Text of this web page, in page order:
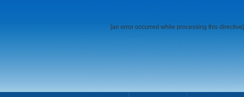
[an error occurred while processing this directive]